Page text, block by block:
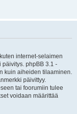
internet-selaimen
phpBB 3.1 -
kuin aiheiden tilaaminen.
päivittyy.
tai foorumiin tulee
voidaan määrittää